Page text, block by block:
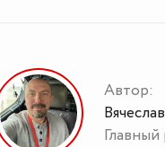
Автор: